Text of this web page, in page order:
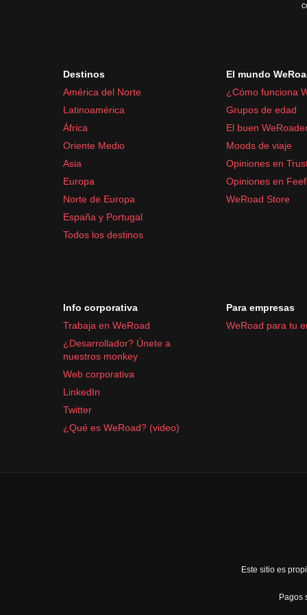
Destinos
América del Norte
Latinoamérica
África
Oriente Medio
Asia
Europa
Norte de Europa
España y Portugal
Todos los destinos
El mundo
¿Cómo funciona
Grupos de edad
El buen
Moods de viaje
Opiniones en
Opiniones en
WeRoad Store
Info corporativa
Trabaja en WeRoad
¿Desarrollador? Únete a
nuestros monkey
Web corporativa
LinkedIn
Twitter
¿Qué es WeRoad? (video)
Para empresas
WeRoad para tu
Este sitio es
Pagos